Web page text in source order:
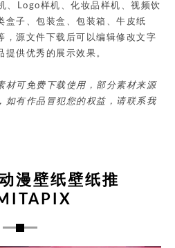
、Logo样机、化妆品样机、视频饮
盒子、包装盒、包装箱、牛皮纸
，源文件下载后可以编辑修改文字
供优秀的展示效果。
材可免费下载使用，部分素材来源
如有作品冒犯您的权益，请联系我
漫壁纸壁纸推